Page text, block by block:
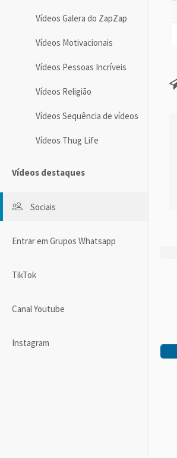
Vídeos Galera do ZapZap
Vídeos Motivacionais
Vídeos Pessoas Incríveis
Vídeos Religião
Vídeos Sequência de vídeos
Vídeos Thug Life
Vídeos destaques
Sociais
Entrar em Grupos Whatsapp
TikTok
Canal Youtube
Instagram